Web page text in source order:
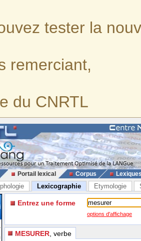
tester la
remerciant,
du CNRTL
Portail lexical Corpus
Lexicographie Etymologie
Entrez une forme
options d'affichage
MESURER , verbe